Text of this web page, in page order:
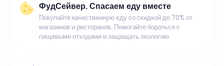
ФудСейвер. Спасаем еду вместе
Покупайте качественную еду со скидкой до 70% от
магазинов и ресторанов. Помогайте бороться с
пищевыми отходами и защищать экологию